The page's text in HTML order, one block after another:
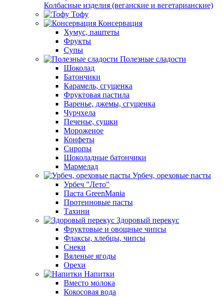
Колбасные изделия (веганские и вегетарианские)
Тофу
Консервация
Хумус, паштеты
Фрукты
Супы
Полезные сладости
Шоколад
Батончики
Карамель, сгущенка
Фруктовая пастила
Варенье, джемы, сгущенка
Чурчхела
Печенье, сушки
Мороженое
Конфеты
Сиропы
Шоколадные батончики
Мармелад
Урбеч, ореховые пасты
Урбеч "Лето"
Паста GreenMania
Протеиновые пасты
Тахини
Здоровый перекус
Фруктовые и овощные чипсы
Флаксы, хлебцы, чипсы
Снеки
Вяленые ягоды
Орехи
Напитки
Вместо молока
Кокосовая вода